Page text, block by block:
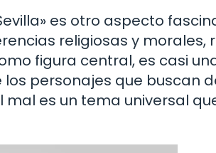
es otro aspecto
religiosas y morales,
figura central, es casi
personajes que buscan
mal es un tema universal